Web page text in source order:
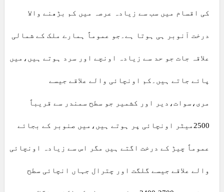
کی اقسام میں سب سے زیادہ عرصہ میں کم بڑھنے والا
درخت آنوبر ہی ہوتا ہے۔جو عموماً ہمارے ملک کے شمالی
علاقہ جات جو حد سے زیادہ اونچے اور سرد ہوتے ہیں،میں
پائے جاتے ہیں۔کم اونچائی والے علاقے جیسے
مری،سوات،دیر اور کشمیر جو سطح سمندر سے قریباً
2500میٹر اونچائی پر ہوتے ہیں،میں صنوبر کے بجائے
عموماً چیڑ کے درخت اگتے ہیں مگر اس سے زیادہ اونچائی
والے علاقے جیسے گلگت اور چترال جہاں انچائی سطح